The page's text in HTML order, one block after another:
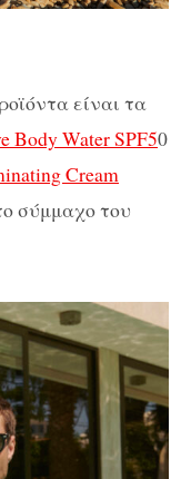
είναι τα
Body Water SPF50
Cream
σύμμαχο του